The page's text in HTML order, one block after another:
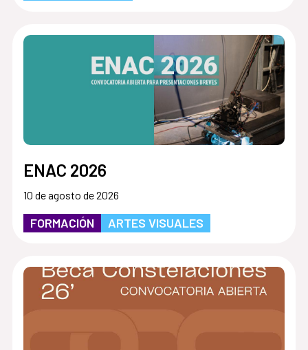
ENAC 2026
10 de agosto de 2026
FORMACIÓN ARTES VISUALES